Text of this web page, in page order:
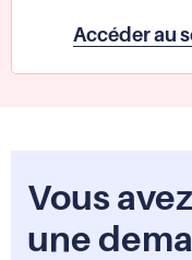
Accéder au
Vous
une